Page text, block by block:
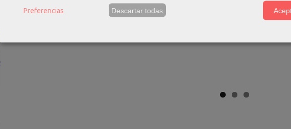
spinner 4...
154,70 € 42,45
Preferencias Descartar todas